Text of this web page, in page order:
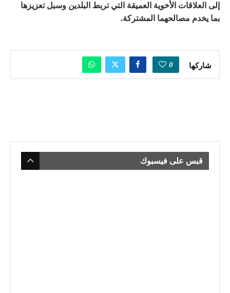
إلى العلاقات الأخوية العميقة التي تربط البلدين وسبل تعزيزها
بما يخدم مصالحهما المشتركة.
شاركها 0
قبس على فيسبوك